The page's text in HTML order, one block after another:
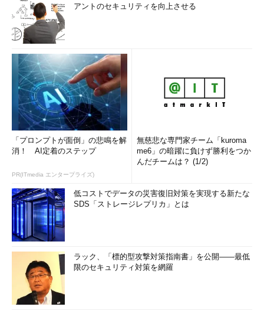
アントのセキュリティを向上させる
「プロンプトが面倒」の悲鳴を解
消！ AI定着のステップ
PR(ITmedia エンタープライズ)
無慈悲な専門家チーム「kuroma
me6」の暗躍に負けず勝利をつか
んだチームは？ (1/2)
低コストでデータの災害復旧対策を実現する新たな
SDS「ストレージレプリカ」とは
ラック、「標的型攻撃対策指南書」を公開――最低
限のセキュリティ対策を網羅